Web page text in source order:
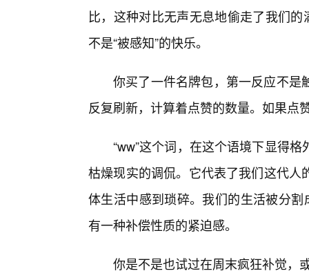
比，这种对比无声无息地偷走了我们
不是“被感知”的快乐。
你买了一件名牌包，第一反应不是
反复刷新，计算着点赞的数量。如果点
“ww”这个词，在这个语境下显得
枯燥现实的调侃。它代表了我们这代
体生活中感到琐碎。我们的生活被分
有一种补偿性质的紧迫感。
你是不是也试过在周末疯狂补觉，